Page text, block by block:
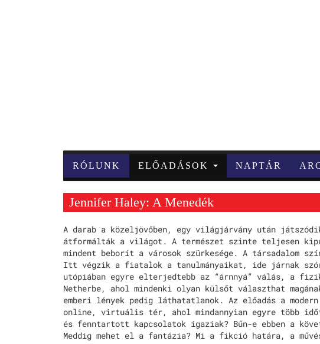
RÓLUNK ELŐADÁSOK NAPTÁR
Jennifer Haley: A Menedék
A darab a közeljövőben, egy világjárvány után
átformálták a világot. A természet szinte teljesen
mindent beborít a városok szürkesége. A társadalom
Itt végzik a fiatalok a tanulmányaikat, ide járnak
utópiában egyre elterjedtebb az “árnnyá” válás, a
Netherbe, ahol mindenki olyan külsőt választhat
emberi lények pedig láthatatlanok. Az előadás a
online, virtuális tér, ahol mindannyian egyre több
és fenntartott kapcsolatok igaziak? Bűn-e ebben a
Meddig mehet el a fantázia? Mi a fikció határa, a